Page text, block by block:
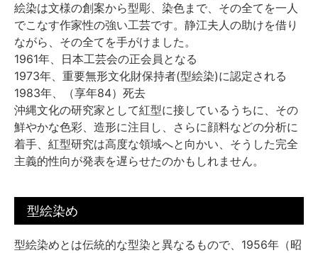
絵染は文様の創案から型彫、染色まで、その全てを一人
でこなす作家性の強い工芸です。静江夫人の助けを借り
ながら、その全てを手がけました。
1961年、日本工芸会の正会員となる
1973年、重要無形文化財保持者(型絵染)に認定される
1983年、（享年84）死去
沖縄文化の研究家として紅型に接しているうちに、その
鮮やかな色彩、造形に注目し、さらに顔料などの分析に
着手、紅型研究は高度な領域へと向かい、そうした完全
主義的性向が発表を遅らせたのかもしれません。
型絵染め
型絵染めとは伝統的な型染と異なるもので、1956年（昭